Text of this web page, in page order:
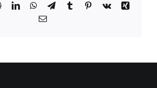
RedditLinkedInWhatsApp
TelegramTumblrPinterest
Vk
Xing
Correo